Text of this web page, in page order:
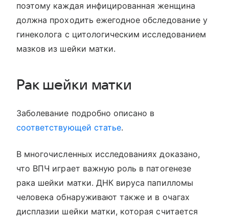
поэтому каждая инфицированная женщина
должна проходить ежегодное обследование у
гинеколога с цитологическим исследованием
мазков из шейки матки.
Рак шейки матки
Заболевание подробно описано в
соответствующей статье.
В многочисленных исследованиях доказано,
что ВПЧ играет важную роль в патогенезе
рака шейки матки. ДНК вируса папилломы
человека обнаруживают также и в очагах
дисплазии шейки матки, которая считается